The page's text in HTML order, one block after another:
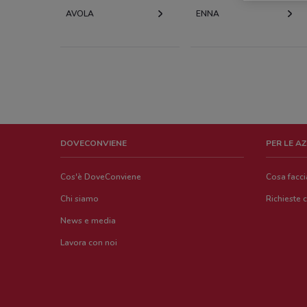
AVOLA ENNA
DOVECONVIENE
Cos'è DoveConviene
Chi siamo
News e media
Lavora con noi
PER LE
Cosa
Richieste